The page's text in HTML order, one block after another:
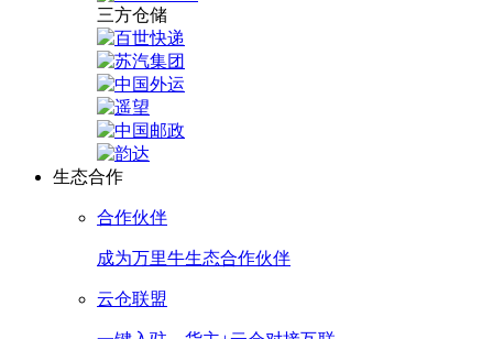
三方仓储
生态合作
合作伙伴
成为万里牛生态合作伙伴
云仓联盟